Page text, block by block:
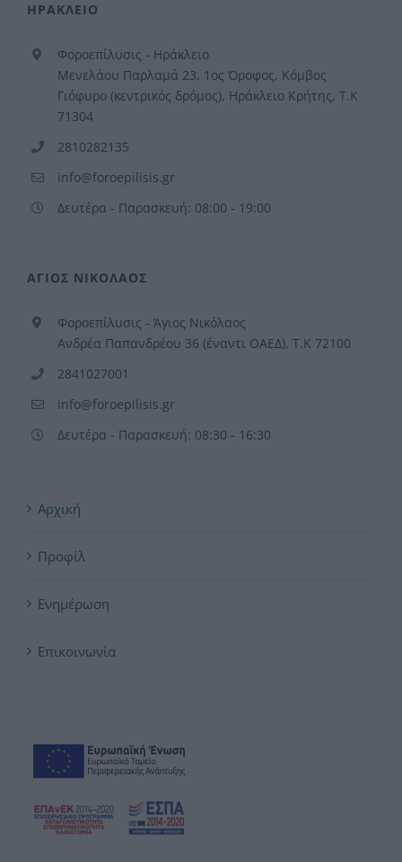
ΗΡΑΚΛΕΙΟ
Φοροεπίλυσις - Ηράκλειο
Μενελάου Παρλαμά 23, 1ος Όροφος, Κόμβος
Γιόφυρο (κεντρικός δρόμος), Ηράκλειο Κρήτης, Τ.Κ
71304
2810282135
info@foroepilisis.gr
Δευτέρα - Παρασκευή: 08:00 - 19:00
ΑΓΙΟΣ ΝΙΚΟΛΑΟΣ
Φοροεπίλυσις - Άγιος Νικόλαος
Ανδρέα Παπανδρέου 36 (έναντι ΟΑΕΔ), Τ.Κ 72100
2841027001
info@foroepilisis.gr
Δευτέρα - Παρασκευή: 08:30 - 16:30
Αρχική
Προφίλ
Ενημέρωση
Επικοινωνία